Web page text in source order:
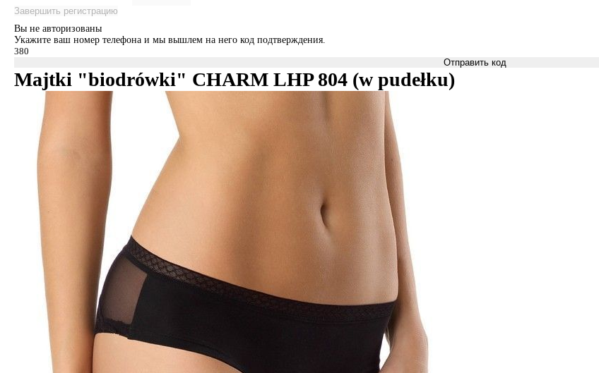
Завершить регистрацию
Вы не авторизованы
Укажите ваш номер телефона и мы вышлем на него код подтверждения.
Отправить код
Majtki "biodrówki" CHARM LHP 804 (w pudełku)